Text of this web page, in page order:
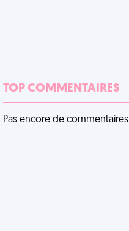
TOP COMMENTAIRES
Pas encore de commentaires